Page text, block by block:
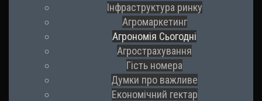
Інфраструктура ринку
Агромаркетинг
Агрономія Сьогодні
Агрострахування
Гість номера
Думки про важливе
Економічний гектар